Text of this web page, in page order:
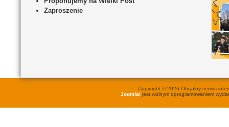
Zaproszenie
Copyright © 2026 Oficjalny serwis
Joomla!jest wolnym oprogramowaniem